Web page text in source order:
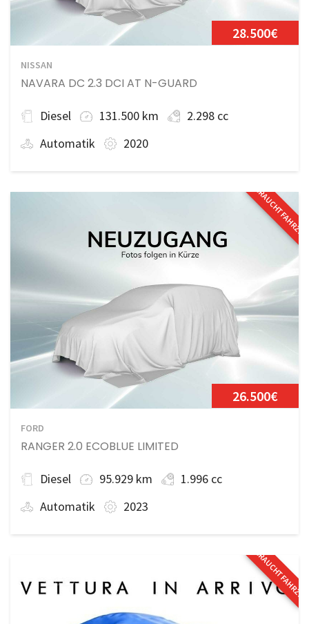
28.500€
NISSAN
NAVARA DC 2.3 DCI AT N-GUARD
Diesel 131.500 km
2.298 cc
Automatik
2020
26.500€
FORD
RANGER 2.0 ECOBLUE LIMITED
Diesel 95.929 km
1.996 cc
Automatik
2023